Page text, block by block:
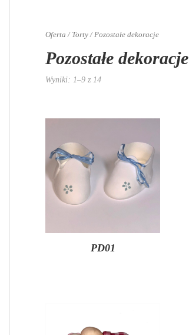
Oferta / Torty/ Pozostałe dekoracje
Pozostałe dekoracje
Wyniki: 1–9 z 14
PD01